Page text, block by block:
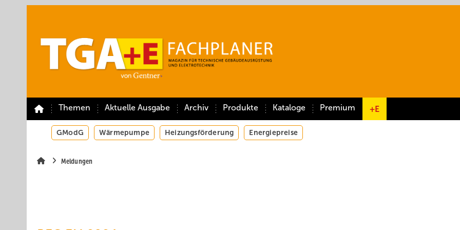
Themen Aktuelle Ausgabe Archiv Produkte Kataloge Premium +E
GModG Wärmepumpe Heizungsförderung Energiepreise
Meldungen